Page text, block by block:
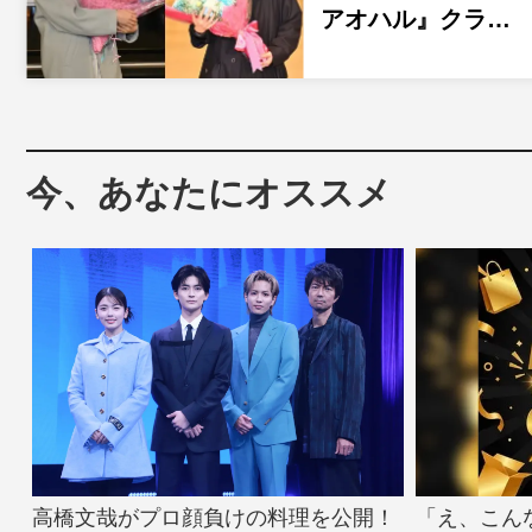
アオハル』クラ…
今、あなたにオススメ
高橋文哉がプロ顔負けの料理を公開！ 「え、こ